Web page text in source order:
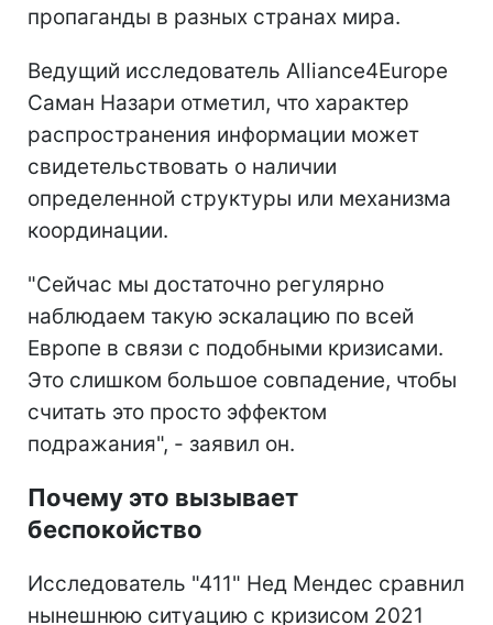
пропаганды в разных странах мира.
Ведущий исследователь Alliance4Europe
Саман Назари отметил, что характер
распространения информации может
свидетельствовать о наличии
определенной структуры или механизма
координации.
"Сейчас мы достаточно регулярно
наблюдаем такую эскалацию по всей
Европе в связи с подобными кризисами.
Это слишком большое совпадение, чтобы
считать это просто эффектом
подражания", - заявил он.
Почему это вызывает
беспокойство
Исследователь "411" Нед Мендес сравнил
нынешнюю ситуацию с кризисом 2021